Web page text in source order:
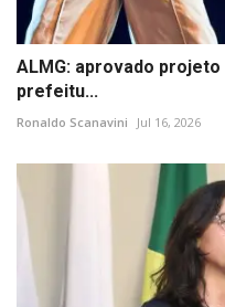
ALMG: aprovado
prefeitu...
Ronaldo Scanavini Jul 16, 2026